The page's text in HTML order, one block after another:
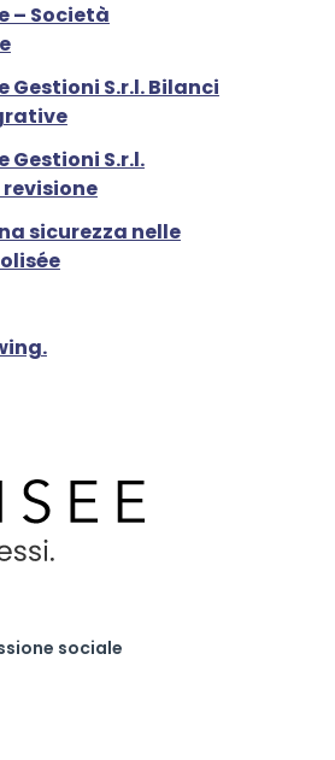
– Società
Gestioni S.r.l. Bilanci
Gestioni S.r.l.
sicurezza nelle
sociale